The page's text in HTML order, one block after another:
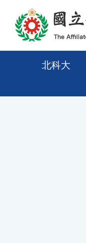
移至網頁之主要內容
北科大